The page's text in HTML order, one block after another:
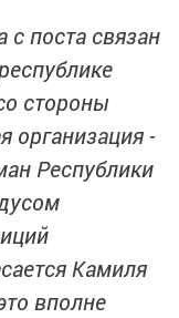
с поста связан
стороны
организация -
Республики
Камиля
вполне